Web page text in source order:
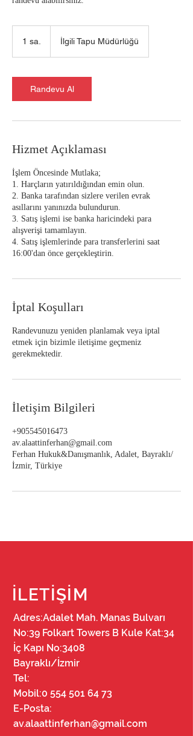
1 sa. İlgili Tapu Müdürlüğü
Randevu Al
Hizmet Açıklaması
İşlem Öncesinde Mutlaka;
1. Harçların yatırıldığından emin olun.
2. Banka tarafından sizlere verilen evrak
asıllarını yanınızda bulundurun.
3. Satış işlemi ise banka haricindeki para
alışverişi tamamlayın.
4. Satış işlemlerinde para transferlerini saat
16:00'dan önce gerçekleştirin.
İptal Koşulları
Randevunuzu yeniden planlamak veya iptal
etmek için bizimle iletişime geçmeniz
gerekmektedir.
İletişim Bilgileri
+905545016473
av.alaattinferhan@gmail.com
Ferhan Hukuk&Danışmanlık, Adalet, Bayraklı/
İzmir, Türkiye
İLETİŞİM
Adres:Adalet Mah. Manas Bulvarı
No:39 Folkart Towers B Kule Kat:34
İç Kapı No:3408
Bayraklı/İzmir
Tel:
Mobil:0 554 501 64 73
E-Posta:
av.alaattinferhan@gmail.com